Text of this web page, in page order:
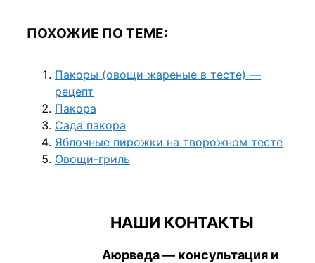
ПОХОЖИЕ ПО ТЕМЕ:
Пакоры (овощи жареные в тесте) —
рецепт
Пакора
Сада пакора
Яблочные пирожки на творожном тесте
Овощи-гриль
НАШИ КОНТАКТЫ
Аюрведа — консультация и